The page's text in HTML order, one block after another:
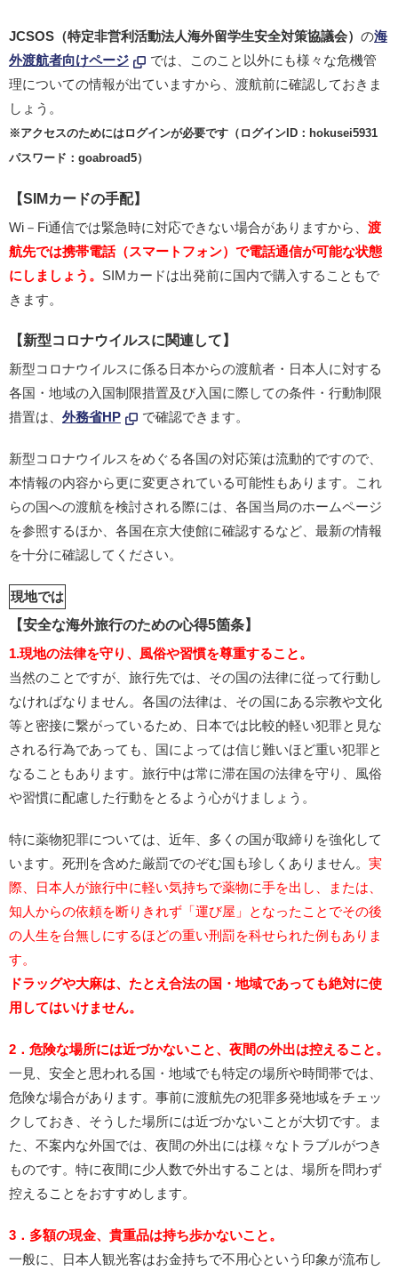
JCSOS（特定非営利活動法人海外留学生安全対策協議会） の海
外渡航者向けページ
では、このこと以外にも様々な危機管
理についての情報が出ていますから、渡航前に確認しておきま
しょう。
※アクセスのためにはログインが必要です（ログインID：hokusei5931
パスワード：goabroad5）
【SIMカードの手配】
Wi－Fi通信では緊急時に対応できない場合がありますから、 渡
航先では携帯電話（スマートフォン）で電話通信が可能な状態
にしましょう。 SIMカードは出発前に国内で購入することもで
きます。
【新型コロナウイルスに関連して】
新型コロナウイルスに係る日本からの渡航者・日本人に対する
各国・地域の入国制限措置及び入国に際しての条件・行動制限
措置は、 外務省HP で確認できます。
新型コロナウイルスをめぐる各国の対応策は流動的ですので、
本情報の内容から更に変更されている可能性もあります。これ
らの国への渡航を検討される際には、各国当局のホームページ
を参照するほか、各国在京大使館に確認するなど、最新の情報
を十分に確認してください。
現地では
【安全な海外旅行のための心得5箇条】
1.現地の法律を守り、風俗や習慣を尊重すること。
当然のことですが、旅行先では、その国の法律に従って行動し
なければなりません。各国の法律は、その国にある宗教や文化
等と密接に繋がっているため、日本では比較的軽い犯罪と見な
される行為であっても、国によっては信じ難いほど重い犯罪と
なることもあります。旅行中は常に滞在国の法律を守り、風俗
や習慣に配慮した行動をとるよう心がけましょう。
特に薬物犯罪については、近年、多くの国が取締りを強化して
います。死刑を含めた厳罰でのぞむ国も珍しくありません。 実
際、日本人が旅行中に軽い気持ちで薬物に手を出し、または、
知人からの依頼を断りきれず「運び屋」となったことでその後
の人生を台無しにするほどの重い刑罰を科せられた例もありま
す。
ドラッグや大麻は、たとえ合法の国・地域であっても絶対に使
用してはいけません。
2．危険な場所には近づかないこと、夜間の外出は控えること。
一見、安全と思われる国・地域でも特定の場所や時間帯では、
危険な場合があります。事前に渡航先の犯罪多発地域をチェッ
クしておき、そうした場所には近づかないことが大切です。ま
た、不案内な外国では、夜間の外出には様々なトラブルがつき
ものです。特に夜間に少人数で外出することは、場所を問わず
控えることをおすすめします。
3．多額の現金、貴重品は持ち歩かないこと。
一般に、日本人観光客はお金持ちで不用心という印象が流布し